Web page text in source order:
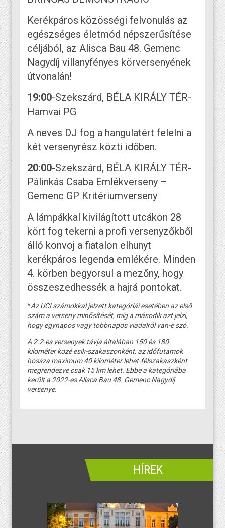
Kerékpáros közösségi felvonulás az
egészséges életmód népszerűsítése
céljából, az Alisca Bau 48. Gemenc
Nagydíj villanyfényes körversenyének
útvonalán!
19:00-Szekszárd, BÉLA KIRÁLY TÉR-
Hamvai PG
A neves DJ fog a hangulatért felelni a
két versenyrész közti időben.
20:00-Szekszárd, BÉLA KIRÁLY TÉR-
Pálinkás Csaba Emlékverseny –
Gemenc GP Kritériumverseny
A lámpákkal kivilágított utcákon 28
kört fog tekerni a profi versenyzőkből
álló konvoj a fiatalon elhunyt
kerékpáros legenda emlékére. Minden
4. körben begyorsul a mezőny, hogy
összeszedhessék a hajrá pontokat.
*Az UCI számokkal jelzett kategóriái esetében az első
szám a verseny minősítését, míg a második azt jelzi,
hogy egynapos vagy többnapos viadalról van-e szó.
A 2.2-es versenyek távja általában 150 és 180
kilométer közé esik-szakaszonként, az időfutamok
hossza maximum 40 kilométer lehet-félszakaszként
megrendezve csak 15 km lehet. Ebbe a kategóriába
került a 2022-es Alisca Bau 48. Gemenc Nagydíj
versenye.
HÍREK